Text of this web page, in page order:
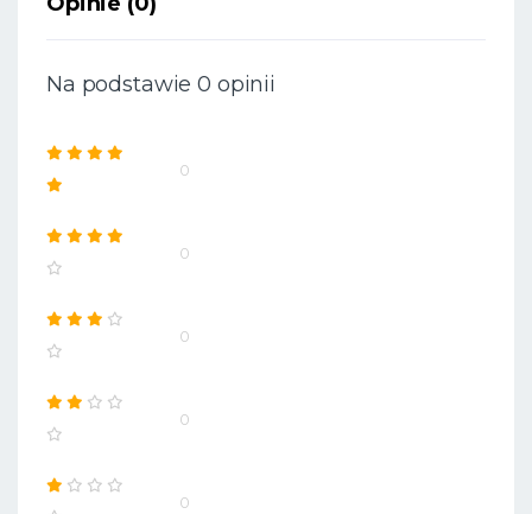
Na podstawie 0 opinii
0
0
0
0
0